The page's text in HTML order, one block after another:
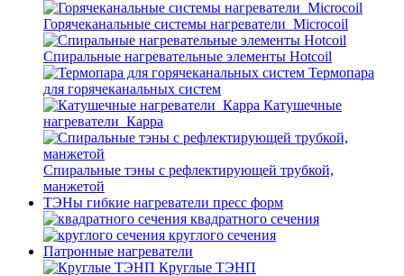
Горячеканальные системы нагреватели_Microcoil
Спиральные нагревательные элементы Hotcoil
Термопара
для горячеканальных систем
Катушечные
нагреватели_Карра
Спиральные тэны с рефлектирующей трубкой,
манжетой
ТЭНы гибкие нагреватели пресс форм
квадратного сечения
круглого сечения
Патронные нагреватели
Круглые ТЭНП